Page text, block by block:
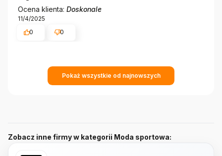
Ocena klienta: Doskonale
11/4/2025
0
0
Pokaż wszystkie od najnowszych
Zobacz inne firmy w kategorii Moda sportowa: